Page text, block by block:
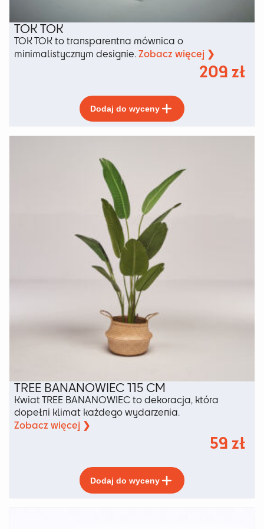
TOK TOK
TOK TOK to transparentna mównica o
minimalistycznym designie. Zobacz więcej ❯
209 zł
Dodaj do wyceny
produkt
ma
wiele
wybrać
na
stronie
produktu
TREE BANANOWIEC 115 CM
Kwiat TREE BANANOWIEC to dekoracja, która
dopełni klimat każdego wydarzenia.
Zobacz więcej ❯
59 zł
Dodaj do wyceny
produkt
ma